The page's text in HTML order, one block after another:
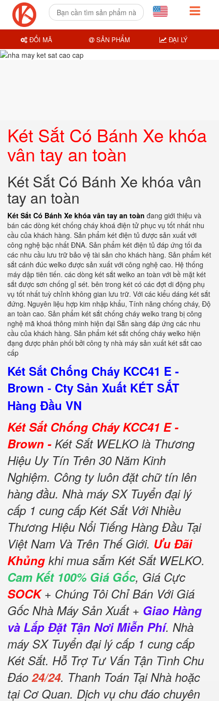
Két Sắt Có Bánh Xe khóa
vân tay an toàn
Két Sắt Có Bánh Xe khóa vân
tay an toàn
Két Sắt Có Bánh Xe khóa vân tay an toàn đang giới thiệu và
bán các dòng két chống cháy khoá điện tử phục vụ tốt nhất nhu
cầu của khách hàng. Sản phẩm két điện tủ được sản xuất với
công nghệ bậc nhất ĐNA. Sản phẩm két điện tủ đáp ứng tối đa
các nhu cầu lưu trữ bảo vệ tài sản cho khách hàng. Sản phẩm két
sắt cánh đúc welko được sản xuất với công nghệ cao. Hệ thống
máy dập tiên tiến. các dòng két sắt welko an toàn với bề mặt két
sắt được sơn chống gỉ sét. bên trong két có các đợt di động phụ
vụ tốt nhất tuỳ chỉnh không gian lưu trữ. Với các kiểu dáng két sắt
đứng. Nguyên liệu hợp kim nhập khẩu, Tính năng chống cháy, Độ
an toàn cao. Sản phẩm két sắt chống cháy welko trang bị công
nghệ mã khoá thông minh hiện đại Sẵn sàng đáp ứng các nhu
cầu của khách hàng. Sản phẩm két sắt chống cháy welko hiện
đạng được phân phối bởi công ty nhà máy sản xuất két sắt cao
cấp
Két Sắt Chống Cháy KCC41 E -
Brown - Cty Sản Xuất KÉT SẮT
Hàng Đầu VN
Két Sắt Chống Cháy KCC41 E -
Brown - Két Sắt WELKO là Thương
Hiệu Uy Tín Trên 30 Năm Kinh
Nghiệm. Công ty luôn đặt chữ tín lên
hàng đầu. Nhà máy SX Tuyển đại lý
cấp 1 cung cấp Két Sắt Với Nhiều
Thương Hiệu Nổi Tiếng Hàng Đầu Tại
Việt Nam Và Trên Thế Giới. Ưu Đãi
Khủng khi mua sắm Két Sắt WELKO.
Cam Kết 100% Giá Gốc, Giá Cực
SOCK+ Chúng Tôi Chỉ Bán Với Giá
Gốc Nhà Máy Sản Xuất + Giao Hàng
và Lắp Đặt Tận Nơi Miễn Phí. Nhà
máy SX Tuyển đại lý cấp 1 cung cấp
Két Sắt. Hỗ Trợ Tư Vấn Tận Tình Chu
Đáo 24/24. Thanh Toán Tại Nhà hoặc
tại Cơ Quan. Dịch vụ chu đáo chuyên
ĐỔI MÃ SẢN PHẨM ĐẠI LÝ